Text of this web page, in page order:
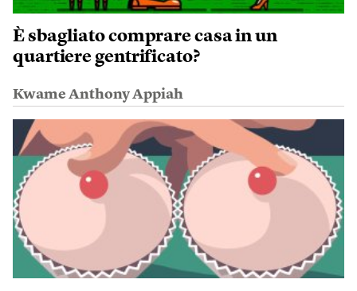
È sbagliato comprare casa in un
quartiere gentrificato?
Kwame Anthony Appiah